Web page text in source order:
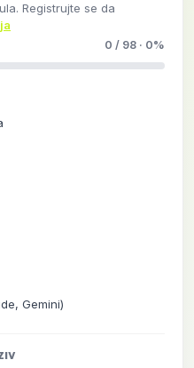
Registrujte se da
0 / 98 · 0%
Gemini)